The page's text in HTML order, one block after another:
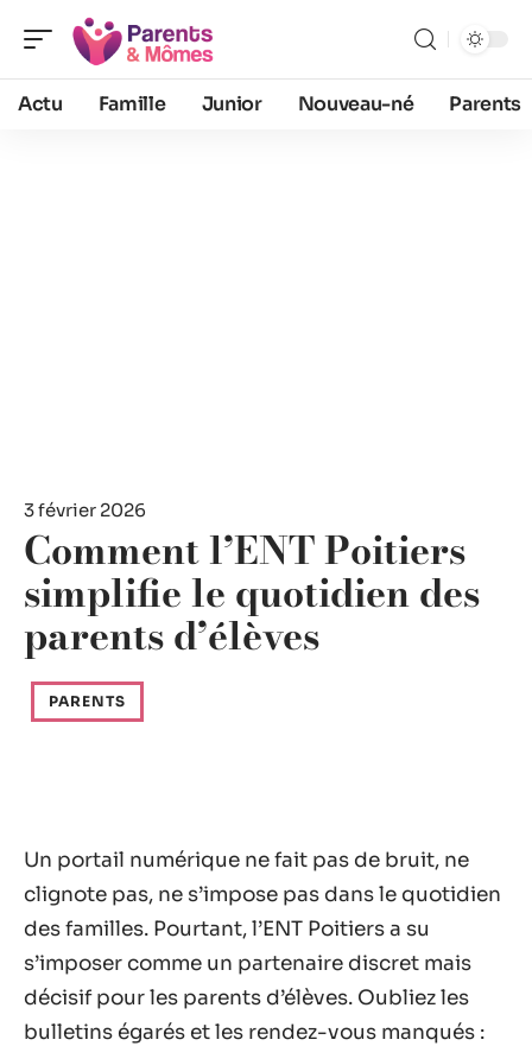
Actu Famille Junior Nouveau-né Parents
3 février 2026
Comment l’ENT Poitiers
simplifie le quotidien des
parents d’élèves
PARENTS
Un portail numérique ne fait pas de bruit, ne
clignote pas, ne s’impose pas dans le quotidien
des familles. Pourtant, l’ENT Poitiers a su
s’imposer comme un partenaire discret mais
décisif pour les parents d’élèves. Oubliez les
bulletins égarés et les rendez-vous manqués :